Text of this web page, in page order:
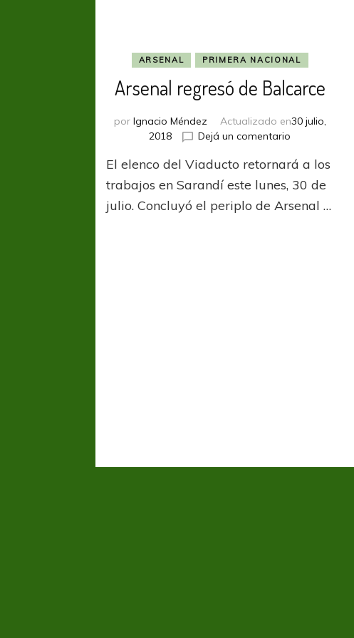
ARSENAL PRIMERA NACIONAL
Arsenal regresó de Balcarce
por Ignacio Méndez Actualizado en30 julio,
2018
Dejá un comentario
regresó
de
El elenco del Viaducto retornará a los
trabajos en Sarandí este lunes, 30 de
julio. Concluyó el periplo de Arsenal …